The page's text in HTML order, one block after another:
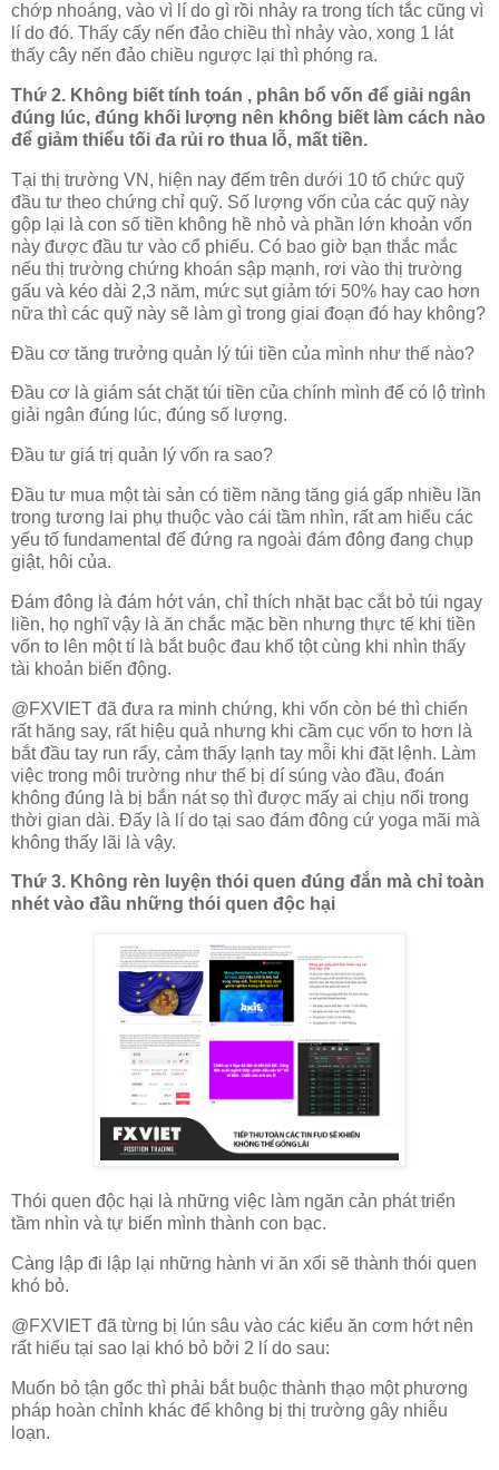
chớp nhoáng, vào vì lí do gì rồi nhảy ra trong tích tắc cũng vì
lí do đó. Thấy cấy nến đảo chiều thì nhảy vào, xong 1 lát
thấy cây nến đảo chiều ngược lại thì phóng ra.
Thứ 2. Không biết tính toán , phân bổ vốn để giải ngân
đúng lúc, đúng khối lượng nên không biết làm cách nào
để giảm thiểu tối đa rủi ro thua lỗ, mất tiền.
Tại thị trường VN, hiện nay đếm trên dưới 10 tổ chức quỹ
đầu tư theo chứng chỉ quỹ. Số lượng vốn của các quỹ này
gộp lại là con số tiền không hề nhỏ và phần lớn khoản vốn
này được đầu tư vào cổ phiếu. Có bao giờ bạn thắc mắc
nếu thị trường chứng khoán sập mạnh, rơi vào thị trường
gấu và kéo dài 2,3 năm, mức sụt giảm tới 50% hay cao hơn
nữa thì các quỹ này sẽ làm gì trong giai đoạn đó hay không?
Đầu cơ tăng trưởng quản lý túi tiền của mình như thế nào?
Đầu cơ là giám sát chặt túi tiền của chính mình để có lộ trình
giải ngân đúng lúc, đúng số lượng.
Đầu tư giá trị quản lý vốn ra sao?
Đầu tư mua một tài sản có tiềm năng tăng giá gấp nhiều lần
trong tương lai phụ thuộc vào cái tầm nhìn, rất am hiểu các
yếu tố fundamental để đứng ra ngoài đám đông đang chụp
giật, hôi của.
Đám đông là đám hớt ván, chỉ thích nhặt bạc cắt bỏ túi ngay
liền, họ nghĩ vậy là ăn chắc mặc bền nhưng thực tế khi tiền
vốn to lên một tí là bắt buộc đau khổ tột cùng khi nhìn thấy
tài khoản biến động.
@FXVIET đã đưa ra minh chứng, khi vốn còn bé thì chiến
rất hăng say, rất hiệu quả nhưng khi cầm cục vốn to hơn là
bắt đầu tay run rẩy, cảm thấy lạnh tay mỗi khi đặt lệnh. Làm
việc trong môi trường như thể bị dí súng vào đầu, đoán
không đúng là bị bắn nát sọ thì được mấy ai chịu nổi trong
thời gian dài. Đấy là lí do tại sao đám đông cứ yoga mãi mà
không thấy lãi là vậy.
Thứ 3. Không rèn luyện thói quen đúng đắn mà chỉ toàn
nhét vào đầu những thói quen độc hại
Thói quen độc hại là những việc làm ngăn cản phát triển
tầm nhìn và tự biến mình thành con bạc.
Càng lập đi lập lại những hành vi ăn xổi sẽ thành thói quen
khó bỏ.
@FXVIET đã từng bị lún sâu vào các kiểu ăn cơm hớt nên
rất hiểu tại sao lại khó bỏ bởi 2 lí do sau:
Muốn bỏ tận gốc thì phải bắt buộc thành thạo một phương
pháp hoàn chỉnh khác để không bị thị trường gây nhiễu
loạn.